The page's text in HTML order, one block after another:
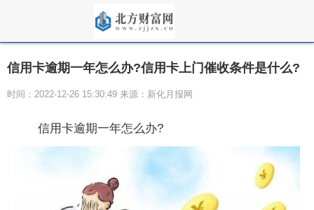
信用卡逾期一年怎么办?信用卡上门催收条件是什么?
时间：2022-12-26 15:30:49 来源：新化月报网
信用卡逾期一年怎么办?